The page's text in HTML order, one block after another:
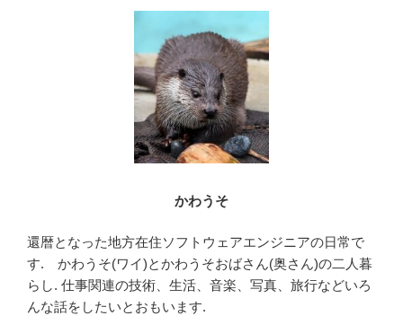
かわうそ
還暦となった地方在住ソフトウェアエンジニアの日常で
す. かわうそ(ワイ)とかわうそおばさん(奥さん)の二人暮
らし. 仕事関連の技術、生活、音楽、写真、旅行などいろ
んな話をしたいとおもいます.